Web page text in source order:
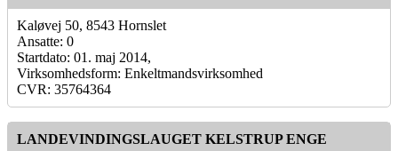
Kaløvej 50, 8543 Hornslet
Ansatte: 0
Startdato: 01. maj 2014,
Virksomhedsform: Enkeltmandsvirksomhed
CVR: 35764364
LANDEVINDINGSLAUGET KELSTRUP ENGE